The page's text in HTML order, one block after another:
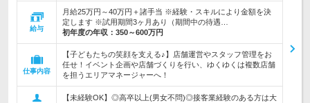
給与
月給25万円～40万円＋諸手当 ※経験・スキルにより金額を決
定します ※試用期間3ヶ月あり（期間中の待遇…
初年度の年収： 350～600万円
仕事内容
【子どもたちの笑顔を支える♪】店舗運営やスタッフ管理をお
任せ！イベント企画や店舗づくりを行い、ゆくゆくは複数店舗
を担うエリアマネージャーへ！
【未経験OK】◎高卒以上(男女不問)◎接客業経験のある方は大